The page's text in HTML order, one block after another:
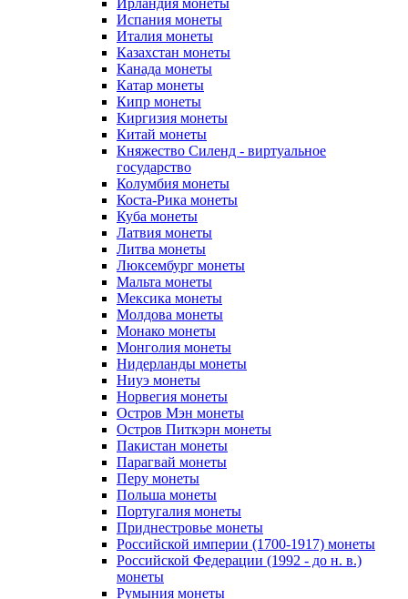
Ирландия монеты
Испания монеты
Италия монеты
Казахстан монеты
Канада монеты
Катар монеты
Кипр монеты
Киргизия монеты
Китай монеты
Княжество Силенд - виртуальное
государство
Колумбия монеты
Коста-Рика монеты
Куба монеты
Латвия монеты
Литва монеты
Люксембург монеты
Мальта монеты
Мексика монеты
Молдова монеты
Монако монеты
Монголия монеты
Нидерланды монеты
Ниуэ монеты
Норвегия монеты
Остров Мэн монеты
Остров Питкэрн монеты
Пакистан монеты
Парагвай монеты
Перу монеты
Польша монеты
Португалия монеты
Приднестровье монеты
Российской империи (1700-1917) монеты
Российской Федерации (1992 - до н. в.)
монеты
Румыния монеты